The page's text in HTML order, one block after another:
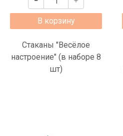
В корзину
Стаканы "Весёлое
настроение" (в наборе 8
шт)